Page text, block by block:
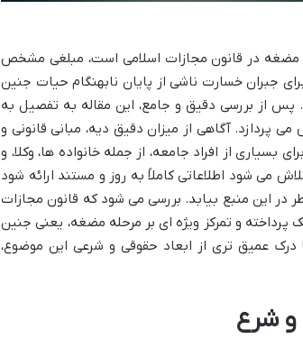
در قانون مجازات اسلامی است، مبلغی مشخص
می شود. این مبلغ برای جبران خسارت ناشی از پایان نابهنگام حیات جنین
از بررسی دقیق و جامع، این مقاله به تفصیل به
آگاهی از میزان دقیق دیه، مبانی قانونی و
از افراد جامعه، از جمله خانواده ها، وکلا، و
می شود اطلاعاتی کاملاً به روز و مستند ارائه شود
در این منبع بیابد. بررسی می شود که قانون مجازات
و تمرکز ویژه ای بر مرحله مضغه، یعنی جنین
درک عمیق تری از ابعاد حقوقی و شرعی این موضوع،
و شرع